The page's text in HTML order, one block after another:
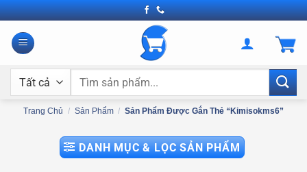
Bỏ
qua
nội
Tìm
Trang Chủ / Sản Phẩm / Sản Phẩm Được Gắn Thẻ “kimisokms6”
DANH MỤC & LỌC SẢN PHẨM